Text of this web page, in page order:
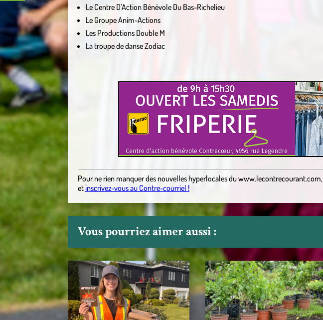
Le Centre D’Action Bénévole Du Bas-Richelieu
Le Groupe Anim-Actions
Les Productions Double M
La troupe de danse Zodiac
Pour ne rien manquer des nouvelles hyperlocalesduwww.lecontrecourant.com,
etinscrivez-vous au Contre-courriel !
Vous pourriez aimer aussi :